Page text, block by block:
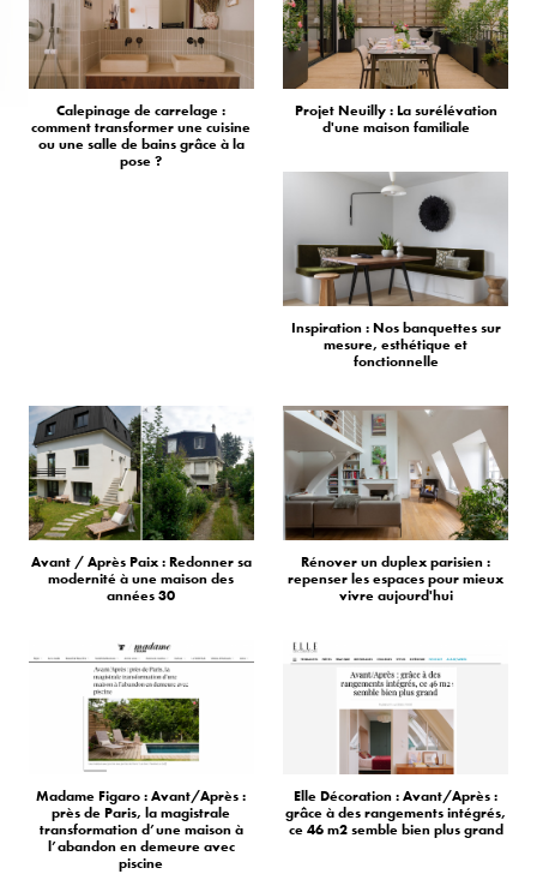
Calepinage de carrelage :
comment transformer une cuisine
ou une salle de bains grâce à la
pose ?
Projet Neuilly : La surélévation
d'une maison familiale
Inspiration : Nos banquettes sur
mesure, esthétique et
fonctionnelle
Avant / Après Paix : Redonner sa
modernité à une maison des
années 30
Rénover un duplex parisien :
repenser les espaces pour mieux
vivre aujourd'hui
Madame Figaro : Avant/Après :
près de Paris, la magistrale
transformation d’une maison à
l’abandon en demeure avec
piscine
Elle Décoration : Avant/Après :
grâce à des rangements intégrés,
ce 46 m2 semble bien plus grand